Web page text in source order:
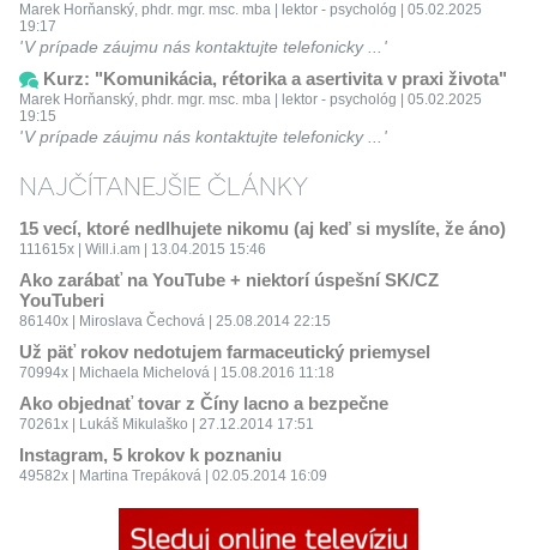
Marek Horňanský, phdr. mgr. msc. mba | lektor - psychológ | 05.02.2025
19:17
V prípade záujmu nás kontaktujte telefonicky ...
Kurz: "Komunikácia, rétorika a asertivita v praxi života"
Marek Horňanský, phdr. mgr. msc. mba | lektor - psychológ | 05.02.2025
19:15
V prípade záujmu nás kontaktujte telefonicky ...
NAJČÍTANEJŠIE ČLÁNKY
15 vecí, ktoré nedlhujete nikomu (aj keď si myslíte, že áno)
111615x | Will.i.am | 13.04.2015 15:46
Ako zarábať na YouTube + niektorí úspešní SK/CZ
YouTuberi
86140x | Miroslava Čechová | 25.08.2014 22:15
Už päť rokov nedotujem farmaceutický priemysel
70994x | Michaela Michelová | 15.08.2016 11:18
Ako objednať tovar z Číny lacno a bezpečne
70261x | Lukáš Mikulaško | 27.12.2014 17:51
Instagram, 5 krokov k poznaniu
49582x | Martina Trepáková | 02.05.2014 16:09